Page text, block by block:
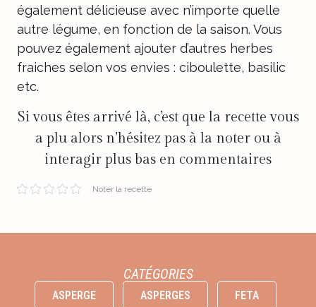
également délicieuse avec n’importe quelle
autre légume, en fonction de la saison. Vous
pouvez également ajouter d’autres herbes
fraiches selon vos envies : ciboulette, basilic
etc.
Si vous êtes arrivé là, c’est que la recette vous
a plu alors n’hésitez pas à la noter ou à
interagir plus bas en commentaires
Noter la recette
CATÉGORIES
ASPERGE ASPERGES FETA